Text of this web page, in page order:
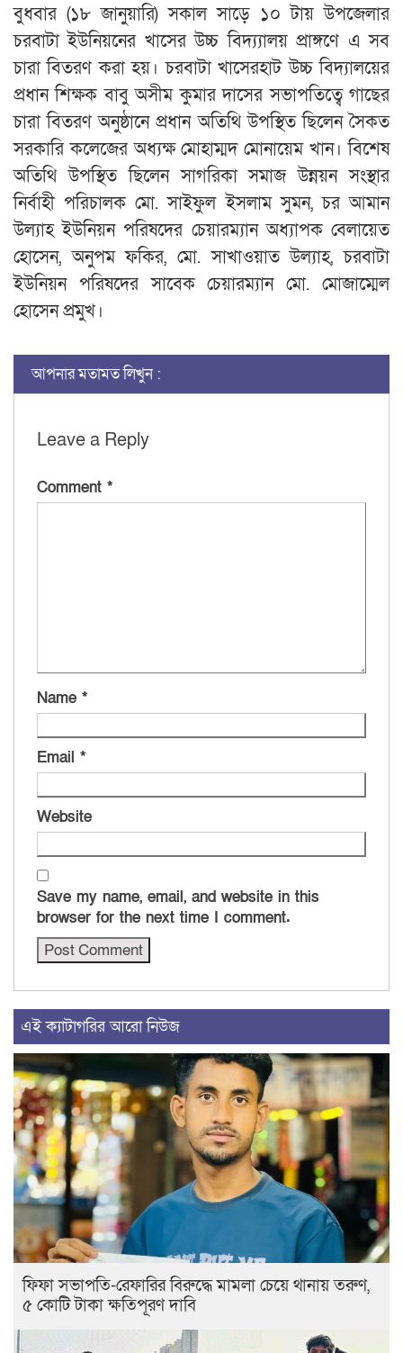
বুধবার (১৮ জানুয়ারি) সকাল সাড়ে ১০ টায় উপজেলার
চরবাটা ইউনিয়নের খাসের উচ্চ বিদ্য্যালয় প্রাঙ্গণে এ সব
চারা বিতরণ করা হয়। চরবাটা খাসেরহাট উচ্চ বিদ্যালয়ের
প্রধান শিক্ষক বাবু অসীম কুমার দাসের সভাপতিত্বে গাছের
চারা বিতরণ অনুষ্ঠানে প্রধান অতিথি উপস্থিত ছিলেন সৈকত
সরকারি কলেজের অধ্যক্ষ মোহাম্মদ মোনায়েম খান। বিশেষ
অতিথি উপস্থিত ছিলেন সাগরিকা সমাজ উন্নয়ন সংস্থার
নির্বাহী পরিচালক মো. সাইফুল ইসলাম সুমন, চর আমান
উল্যাহ ইউনিয়ন পরিষদের চেয়ারম্যান অধ্যাপক বেলায়েত
হোসেন, অনুপম ফকির, মো. সাখাওয়াত উল্যাহ, চরবাটা
ইউনিয়ন পরিষদের সাবেক চেয়ারম্যান মো. মোজাম্মেল
হোসেন প্রমুখ।
আপনার মতামত লিখুন :
Leave a Reply
Comment *
Name *
Email *
Website
Save my name, email, and website in this
browser for the next time I comment.
এই ক্যাটাগরির আরো নিউজ
ফিফা সভাপতি-রেফারির বিরুদ্ধে মামলা চেয়ে থানায় তরুণ,
৫ কোটি টাকা ক্ষতিপূরণ দাবি